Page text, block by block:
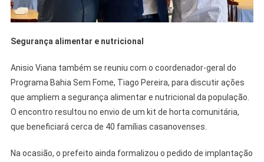
Segurança alimentar e nutricional
Anisio Viana também se reuniu com o coordenador-geral do
Programa Bahia Sem Fome, Tiago Pereira, para discutir ações
que ampliem a segurança alimentar e nutricional da população.
O encontro resultou no envio de um kit de horta comunitária,
que beneficiará cerca de 40 famílias casanovenses.
Na ocasião, o prefeito ainda formalizou o pedido de implantação